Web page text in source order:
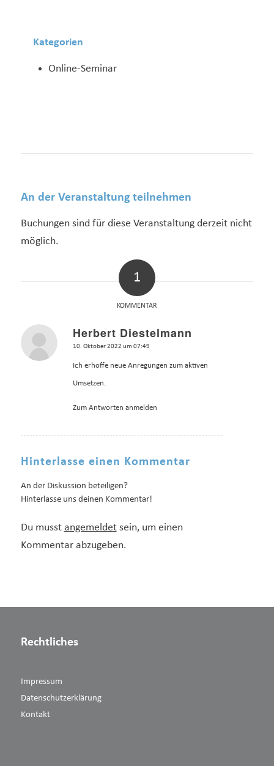
Kategorien
Online-Seminar
An der Veranstaltung teilnehmen
Buchungen sind für diese Veranstaltung derzeit nicht
möglich.
1
KOMMENTAR
Herbert Diestelmann
sagte:
10. Oktober 2022 um 07:49
Ich erhoffe neue Anregungen zum aktiven
Umsetzen.
Zum Antworten anmelden
Hinterlasse einen Kommentar
An der Diskussion beteiligen?
Hinterlasse uns deinen Kommentar!
Du musst angemeldetsein, um einen
Kommentar abzugeben.
Rechtliches
Impressum
Datenschutzerklärung
Kontakt